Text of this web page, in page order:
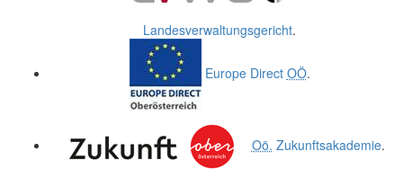
Landesverwaltungsgericht.
Europe Direct OÖ.
Oö. Zukunftsakademie.